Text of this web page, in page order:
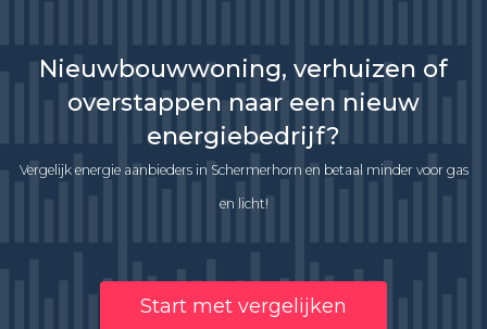
Nieuwbouwwoning, verhuizen of
overstappen naar een nieuw
energiebedrijf?
Vergelijk energie aanbieders in Schermerhorn en betaal minder voor gas
en licht!
Start met vergelijken